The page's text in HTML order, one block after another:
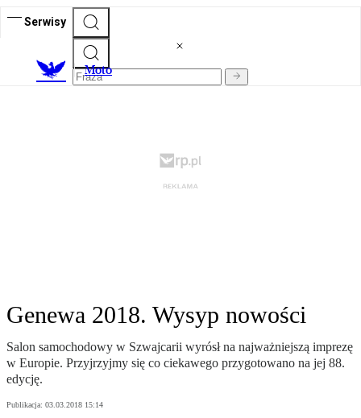
Serwisy
Moto
Genewa 2018. Wysyp nowości
Salon samochodowy w Szwajcarii wyrósł na najważniejszą imprezę
w Europie. Przyjrzyjmy się co ciekawego przygotowano na jej 88.
edycję.
Publikacja: 03.03.2018 15:14